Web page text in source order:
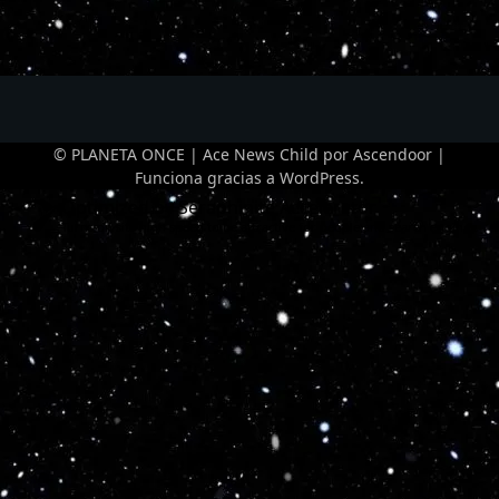
© PLANETA ONCE | Ace News Child por Ascendoor |
Funciona gracias a WordPress.
Optimized by Seraphinite Accelerator
Turns on site high speed to be attractive for people and search engines.